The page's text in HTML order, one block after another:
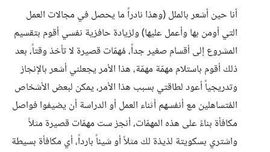
أنا حين أشعر بالملل (وهذا نادراً ما يحصل في مجالات العمل
التي أومن بها وأعمل عليها) ولزيادة حافزية نفسي أقوم بتقسيم
المشروع إلى أقسام صغير جداً، مُهمّات قصيرة لا تأخذ وقتاً، بعد
ذلك أقوم باستلام مهمّة مهمّة، هذا الأمر يجعلني أشعر بالإنجاز
وتدريجياً أعود لطاقتي بسبب هذا الأمر، يمكن لبعض الأشخاص
المُتساهلين مع أنفسهم أثناء العمل أو الدراسة أن يضيفوا فواصل
مكافأة بناءً على هذه المهمّات، أنجز ست مهمّات قصيرة مثلاً
واشتري بسكويتة لذيذة لك مثلاً أو شيئاً بارداً، أي مكافأة بسيطة